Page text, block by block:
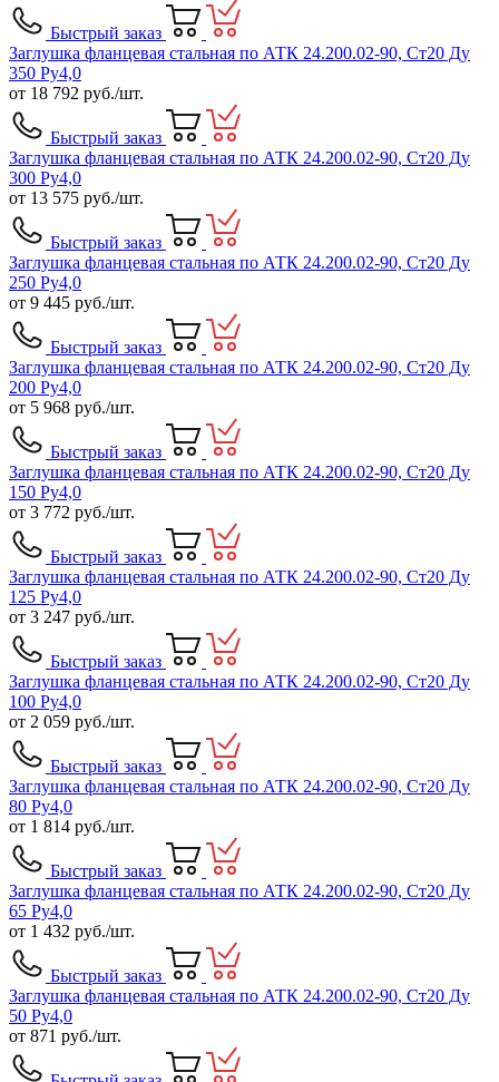
Быстрый заказ
Заглушка фланцевая стальная по АТК 24.200.02-90, Ст20 Ду
350 Ру4,0
от 18 792 руб./шт.
Быстрый заказ
Заглушка фланцевая стальная по АТК 24.200.02-90, Ст20 Ду
300 Ру4,0
от 13 575 руб./шт.
Быстрый заказ
Заглушка фланцевая стальная по АТК 24.200.02-90, Ст20 Ду
250 Ру4,0
от 9 445 руб./шт.
Быстрый заказ
Заглушка фланцевая стальная по АТК 24.200.02-90, Ст20 Ду
200 Ру4,0
от 5 968 руб./шт.
Быстрый заказ
Заглушка фланцевая стальная по АТК 24.200.02-90, Ст20 Ду
150 Ру4,0
от 3 772 руб./шт.
Быстрый заказ
Заглушка фланцевая стальная по АТК 24.200.02-90, Ст20 Ду
125 Ру4,0
от 3 247 руб./шт.
Быстрый заказ
Заглушка фланцевая стальная по АТК 24.200.02-90, Ст20 Ду
100 Ру4,0
от 2 059 руб./шт.
Быстрый заказ
Заглушка фланцевая стальная по АТК 24.200.02-90, Ст20 Ду
80 Ру4,0
от 1 814 руб./шт.
Быстрый заказ
Заглушка фланцевая стальная по АТК 24.200.02-90, Ст20 Ду
65 Ру4,0
от 1 432 руб./шт.
Быстрый заказ
Заглушка фланцевая стальная по АТК 24.200.02-90, Ст20 Ду
50 Ру4,0
от 871 руб./шт.